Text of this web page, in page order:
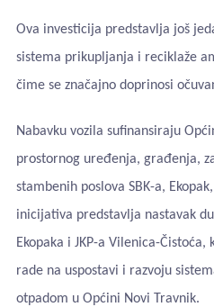
Ova investicija predstavlja još
sistema prikupljanja i reciklaže
čime se značajno doprinosi
Nabavku vozila sufinansiraju
prostornog uređenja, građenja,
stambenih poslova SBK-a,
inicijativa predstavlja nastavak
Ekopaka i JKP-a Vilenica-
rade na uspostavi i razvoju
otpadom u Općini Novi Travnik.